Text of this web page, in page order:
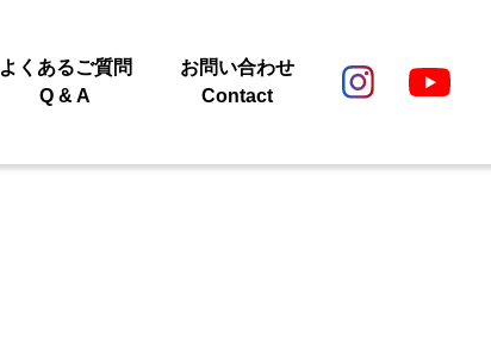
よくあるご質問
Q & A
お問い合わせ
Contact